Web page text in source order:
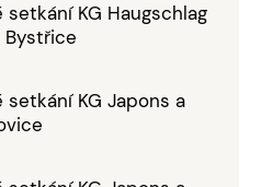
setkání KG Haugschlag
Bystřice
setkání KG Japons a